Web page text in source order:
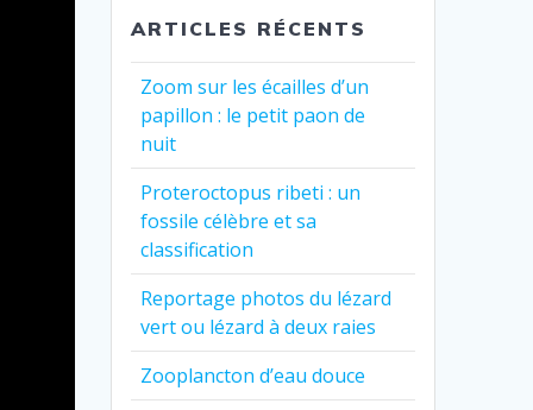
ARTICLES RÉCENTS
Zoom sur les écailles d’un
papillon : le petit paon de
nuit
Proteroctopus ribeti : un
fossile célèbre et sa
classification
Reportage photos du lézard
vert ou lézard à deux raies
Zooplancton d’eau douce